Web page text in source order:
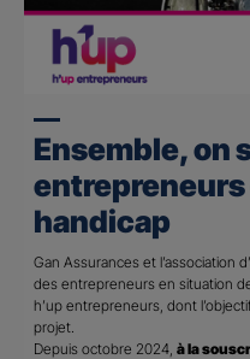
Ensemble, on
handicap
Gan Assurances et l’association
des entrepreneurs en situation
h’up entrepreneurs, dont
projet.
Depuis octobre 2024, à la